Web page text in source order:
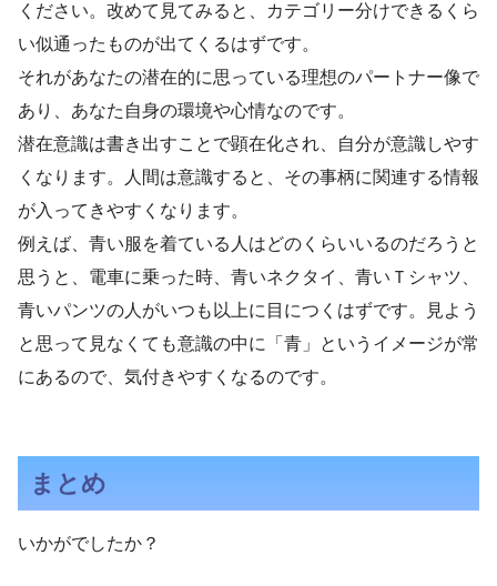
ください。改めて見てみると、カテゴリー分けできるくら
い似通ったものが出てくるはずです。
それがあなたの潜在的に思っている理想のパートナー像で
あり、あなた自身の環境や心情なのです。
潜在意識は書き出すことで顕在化され、自分が意識しやす
くなります。人間は意識すると、その事柄に関連する情報
が入ってきやすくなります。
例えば、青い服を着ている人はどのくらいいるのだろうと
思うと、電車に乗った時、青いネクタイ、青いＴシャツ、
青いパンツの人がいつも以上に目につくはずです。見よう
と思って見なくても意識の中に「青」というイメージが常
にあるので、気付きやすくなるのです。
まとめ
いかがでしたか？